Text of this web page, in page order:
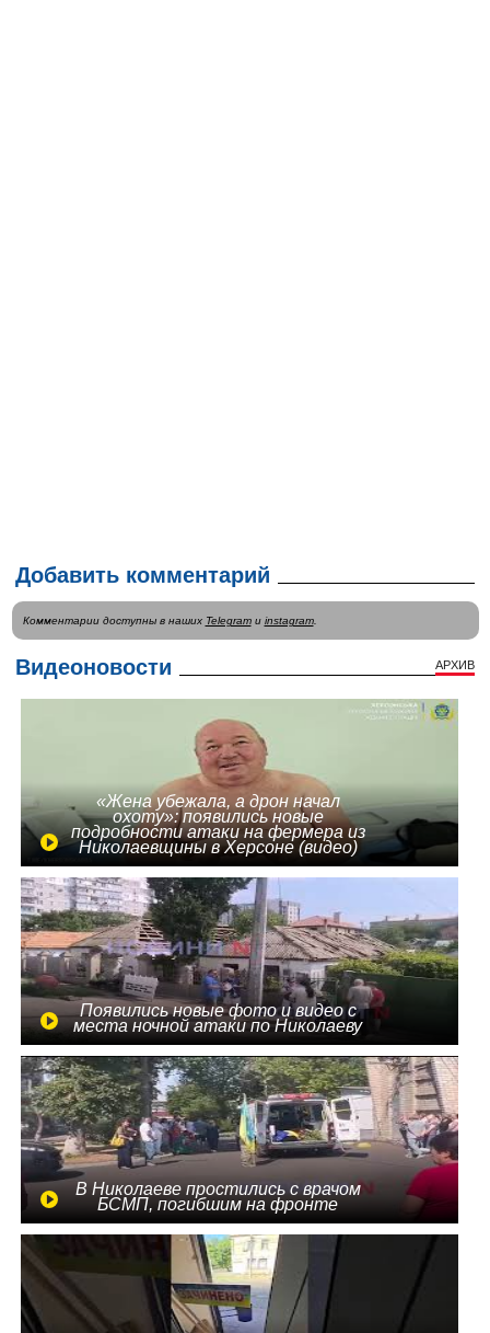
Добавить комментарий
Комментарии доступны в наших Telegramи instagram.
Видеоновости АРХИВ
«Жена убежала, а дрон начал
охоту»: появились новые
подробности атаки на фермера из
Николаевщины в Херсоне (видео)
Появились новые фото и видео с
места ночной атаки по Николаеву
В Николаеве простились с врачом
БСМП, погибшим на фронте